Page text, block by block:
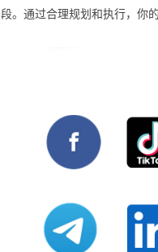
段。通过合理规划和执行，你